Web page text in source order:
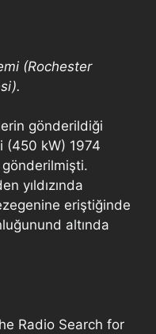
(Rochester
gönderildiği
(450 kW) 1974
gönderilmişti.
yıldızında
eriştiğinde
altında
Radio Search for